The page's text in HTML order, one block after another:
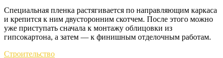
Специальная пленка растягивается по направляющим каркаса
и крепится к ним двусторонним скотчем. После этого можно
уже приступать сначала к монтажу облицовки из
гипсокартона, а затем — к финишным отделочным работам.
Строительство